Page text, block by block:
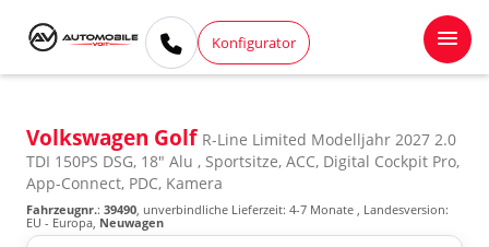
Konfigurator
Volkswagen Golf R-Line Limited Modelljahr 2027 2.0
TDI 150PS DSG, 18" Alu , Sportsitze, ACC, Digital Cockpit Pro,
App-Connect, PDC, Kamera
Fahrzeugnr.: 39490, unverbindliche Lieferzeit: 4-7 Monate , Landesversion:
EU - Europa, Neuwagen